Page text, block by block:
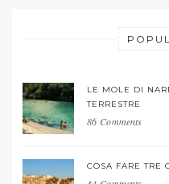
LE MOLE DI
TERRESTRE
86 Comments
COSA FARE TRE